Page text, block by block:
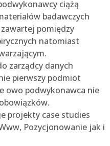
ciążą
badawczych
pomiędzy
natomiast
zarządcy danych
pierwszy podmiot
owo podwykonawca nie
projekty case studies
Pozycjonowanie jak i